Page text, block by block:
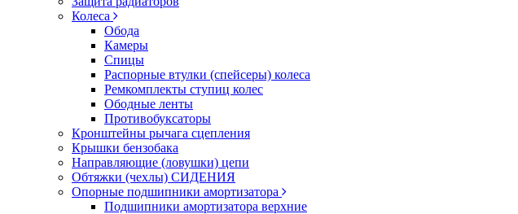
Колеса
Обода
Камеры
Спицы
Распорные втулки (спейсеры) колеса
Ремкомплекты ступиц колес
Ободные ленты
Противобуксаторы
Кронштейны рычага сцепления
Крышки бензобака
Направляющие (ловушки) цепи
Обтяжки (чехлы) СИДЕНИЯ
Опорные подшипники амортизатора
Подшипники амортизатора верхние